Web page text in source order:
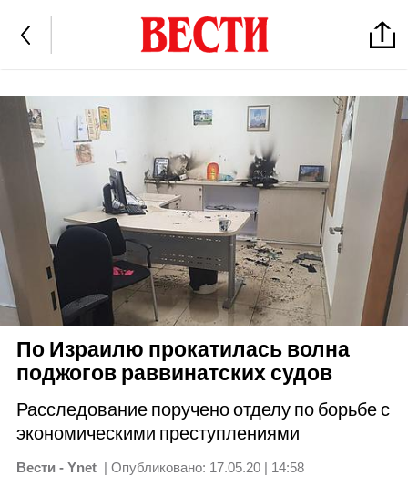
По Израилю прокатилась волна
поджогов раввинатских судов
Расследование поручено отделу по борьбе с
экономическими преступлениями
Вести - Ynet | Опубликовано: 17.05.20 | 14:58